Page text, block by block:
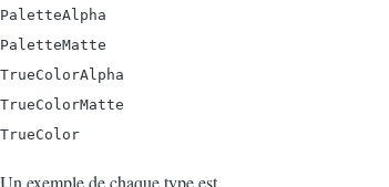
PaletteAlpha
PaletteMatte
TrueColorAlpha
TrueColorMatte
TrueColor
Un exemple de chaque type est